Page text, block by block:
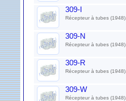
309-I
Récepteur à tubes (1948).
309-N
Récepteur à tubes (1948).
309-R
Récepteur à tubes (1948).
309-W
Récepteur à tubes (1948).